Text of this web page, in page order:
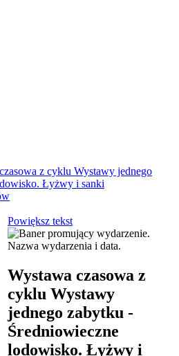
z cyklu Wystawy jednego
Łyżwy i sanki
Powiększ tekst
Wystawa czasowa z
cyklu Wystawy
jednego zabytku -
Średniowieczne
lodowisko. Łyżwy i